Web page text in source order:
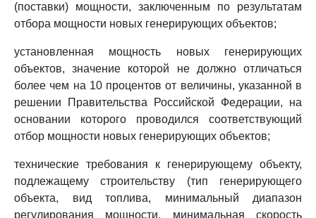
(поставки) мощности, заключенным по результатам
отбора мощности новых генерирующих объектов;
установленная мощность новых генерирующих
объектов, значение которой не должно отличаться
более чем на 10 процентов от величины, указанной в
решении Правительства Российской Федерации, на
основании которого проводился соответствующий
отбор мощности новых генерирующих объектов;
технические требования к генерирующему объекту,
подлежащему строительству (тип генерирующего
объекта, вид топлива, минимальный диапазон
регулирования мощности, минимальная скорость